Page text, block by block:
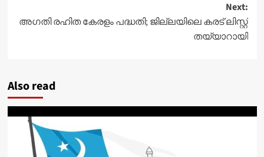
Next:
അഗതി രഹിത കേരളം പദ്ധതി; ജില്ലയിലെ കരട് ലിസ്റ്റ്
തയ്യാറായി
Also read